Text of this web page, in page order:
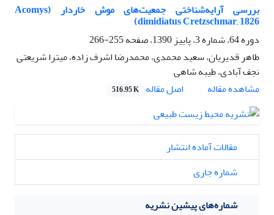
بررسی آرایه‌شناختی جمعیت‌های موش خاردار (Acomys
dimidiatus Cretzschmar, 1826)
دوره 64، شماره 3، پاییز 1390، صفحه
255-266
طاهر قدیریان، سعید محمدی، محمدرضا اشرف زاده، میترا شریعتی
نجف آبادی، طیبه شاهی
مشاهده مقاله
اصل مقاله 516.95 K
مقالات آماده انتشار
شماره جاری
شماره‌های پیشین نشریه